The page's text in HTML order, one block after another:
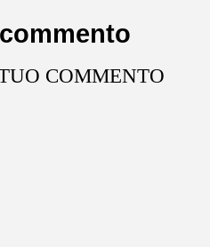
COMMENTO